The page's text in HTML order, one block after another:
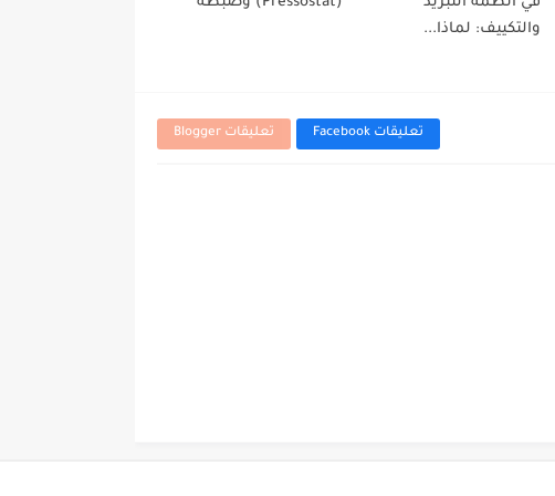
والتكييف: لماذا...
تعليقات Facebook تعليقات Blogger